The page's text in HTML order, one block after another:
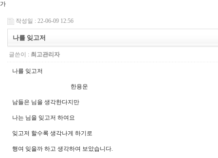
가
작성일 : 22-06-09 12:56
나를 잊고저
글쓴이 : 최고관리자
나를 잊고저
한용운
남들은 님을 생각한다지만
나는 님을 잊고저 하여요
잊고저 할수록 생각나게 하기로
행여 잊을까 하고 생각하여 보았습니다.